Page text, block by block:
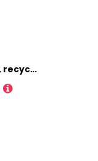
PARTY DISCOUNT Becher, recycelbar aus Pappe, Rainbow Pride, 200ml, 10 Stück